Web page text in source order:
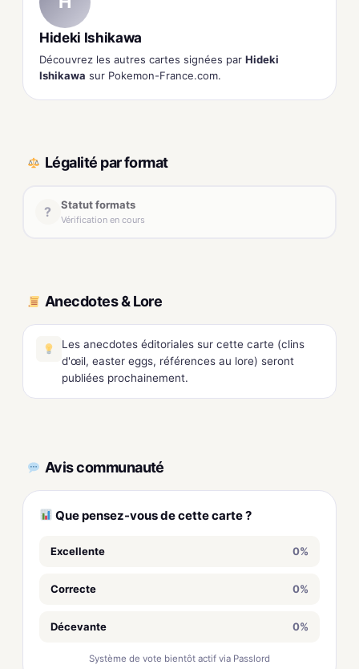
Hideki Ishikawa
Découvrez les autres cartes signées par Hideki
Ishikawa sur Pokemon-France.com.
Légalité par format
? Statut formats
Vérification en cours
Anecdotes & Lore
Les anecdotes éditoriales sur cette carte (clins
d'œil, easter eggs, références au lore) seront
publiées prochainement.
Avis communauté
Que pensez-vous de cette carte ?
Excellente 0%
Correcte 0%
Décevante 0%
Système de vote bientôt actif via Passlord